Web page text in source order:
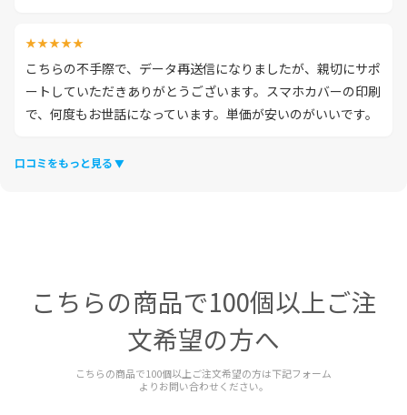
★★★★★
こちらの不手際で、データ再送信になりましたが、親切にサポ
ートしていただきありがとうございます。スマホカバーの印刷
で、何度もお世話になっています。単価が安いのがいいです。
口コミをもっと見る
こちらの商品で100個以上ご注
文希望の方へ
こちらの商品で100個以上ご注文希望の方は下記フォーム
よりお問い合わせください。